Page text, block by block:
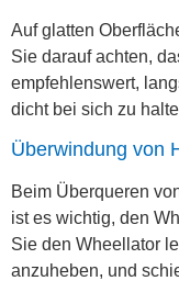
Auf glatten
Sie darauf achten,
empfehlenswert,
dicht bei sich zu
Überwindung von
Beim Überqueren
ist es wichtig, den
Sie den Wheellator
anzuheben, und